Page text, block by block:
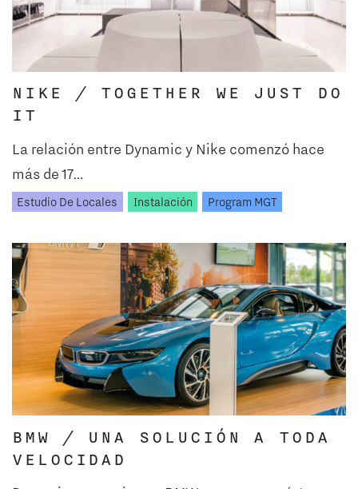
NIKE / TOGETHER WE JUST DO
IT
La relación entre Dynamic y Nike comenzó hace
más de 17…
Estudio De Locales Instalación Program MGT
BMW / UNA SOLUCIÓN A TODA
VELOCIDAD